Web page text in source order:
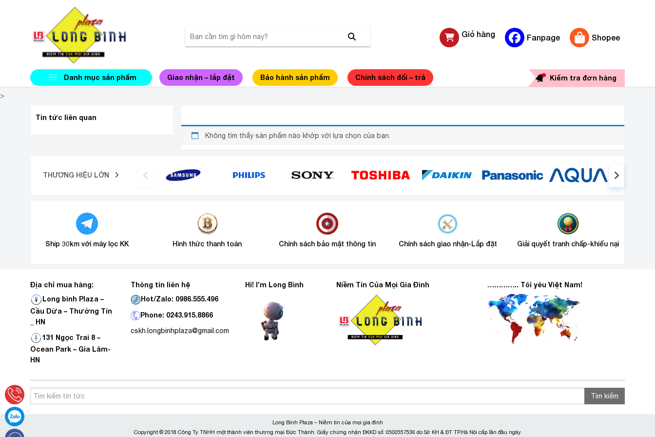
Giỏ hàng Fanpage Shopee
Danh mục sản phẩm Giao nhận – lắp đặt Bảo hành sản phẩm Chính sách đổi – trả Kiểm tra đơn hàng
>
Không tìm thấy sản phẩm nào khớp với lựa chọn của bạn.
Tin tức liên quan
THƯƠNG HIỆU LỚN
Ship 30km với máy lọc KK Hình thức thanh toán Chính sách bảo mật thông tin Chính sách giao nhận-Lắp đặt Giải quyết tranh chấp-khiếu nại
Địa chỉ mua hàng:
Long bình Plaza –
Cầu Dừa – Thường Tín
_ HN
131 Ngọc Trai 8 –
Ocean Park – Gia Lâm-
HN
Thông tin liên hệ
Hot/Zalo: 0986.555.496
Phone: 0243.915.8866
cskh.longbinhplaza@gmail.com
Hi! I’m Long Bình Niềm Tin Của Mọi Gia Đình ………….. Tôi yêu Việt Nam!
Tìm kiếm
Long Bình Plaza – Niềm tin của mọi gia đình
Copyright © 2018 Công Ty TNHH một thành viên thương mại Đức Thành. Giấy chứng nhận ĐKKD số: 0500557536 do Sở KH & ĐT TP.Hà Nội cấp lần đầu ngày